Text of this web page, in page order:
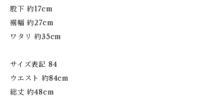
股下 約17cm
裾幅 約27cm
ワタリ 約35cm
サイズ表記 84
ウエスト 約84cm
総丈 約48cm